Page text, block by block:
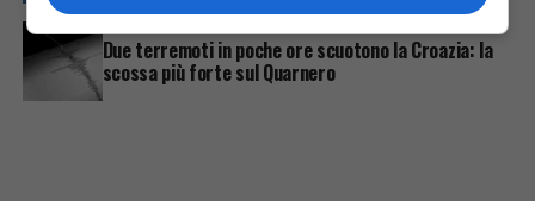
Due terremoti in poche ore scuotono la Croazia: la
scossa più forte sul Quarnero